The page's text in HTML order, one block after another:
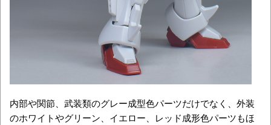
内部や関節、武装類のグレー成型色パーツだけでなく、外装
のホワイトやグリーン、イエロー、レッド成形色パーツもほ